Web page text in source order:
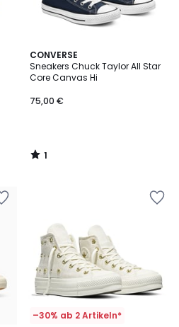
CONVERSE
Sneakers Chuck Taylor All Star
Core Canvas Hi
75,00 €
1
/
5
1
/
–30% ab 2 Artikeln*